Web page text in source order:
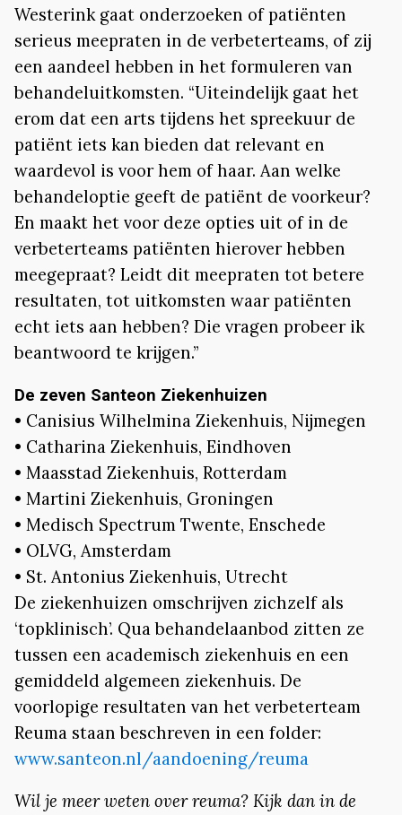
Westerink gaat onderzoeken of patiënten
serieus meepraten in de verbeterteams, of zij
een aandeel hebben in het formuleren van
behandeluitkomsten. “Uiteindelijk gaat het
erom dat een arts tijdens het spreekuur de
patiënt iets kan bieden dat relevant en
waardevol is voor hem of haar. Aan welke
behandeloptie geeft de patiënt de voorkeur?
En maakt het voor deze opties uit of in de
verbeterteams patiënten hierover hebben
meegepraat? Leidt dit meepraten tot betere
resultaten, tot uitkomsten waar patiënten
echt iets aan hebben? Die vragen probeer ik
beantwoord te krijgen.”
De zeven Santeon Ziekenhuizen
• Canisius Wilhelmina Ziekenhuis, Nijmegen
• Catharina Ziekenhuis, Eindhoven
• Maasstad Ziekenhuis, Rotterdam
• Martini Ziekenhuis, Groningen
• Medisch Spectrum Twente, Enschede
• OLVG, Amsterdam
• St. Antonius Ziekenhuis, Utrecht
De ziekenhuizen omschrijven zichzelf als
‘topklinisch’. Qua behandelaanbod zitten ze
tussen een academisch ziekenhuis en een
gemiddeld algemeen ziekenhuis. De
voorlopige resultaten van het verbeterteam
Reuma staan beschreven in een folder:
www.santeon.nl/aandoening/reuma
Wil je meer weten over reuma? Kijk dan in de